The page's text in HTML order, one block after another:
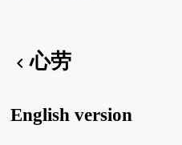
chevron_left心劳
English version